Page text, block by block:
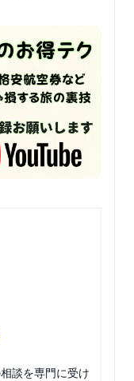
談を専門に受け